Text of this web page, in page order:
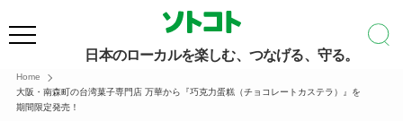
日本のローカルを楽しむ、つなげる、守る。
Home
大阪・南森町の台湾菓子専門店 万華から『巧克力蛋糕（チョコレートカステラ）』を
期間限定発売！